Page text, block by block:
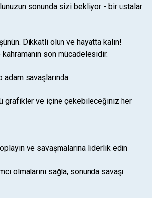
sonunda sizi bekliyor - bir ustalar
Dikkatli olun ve hayatta kalın!
son mücadelesidir.
savaşlarında.
grafikler ve içine çekebileceğiniz her
ve savaşmalarına liderlik edin
olmalarını sağla, sonunda savaşı